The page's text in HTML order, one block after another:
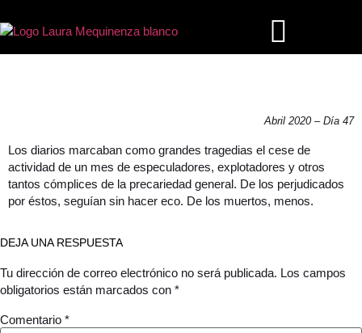
Abril 2020 – Día 47
Los diarios marcaban como grandes tragedias el cese de
actividad de un mes de especuladores, explotadores y otros
tantos cómplices de la precariedad general. De los perjudicados
por éstos, seguían sin hacer eco. De los muertos, menos.
DEJA UNA RESPUESTA
Tu dirección de correo electrónico no será publicada. Los campos
obligatorios están marcados con *
Comentario *